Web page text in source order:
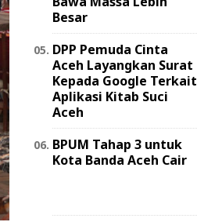
Besar
DPP Pemuda Cinta
Aceh Layangkan Surat
Kepada Google Terkait
Aplikasi Kitab Suci
Aceh
BPUM Tahap 3 untuk
Kota Banda Aceh Cair